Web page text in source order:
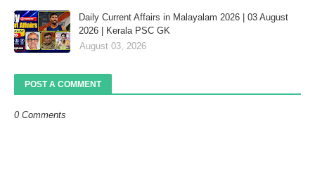
Daily Current Affairs in Malayalam 2026 | 03 August
2026 | Kerala PSC GK
August 03, 2026
POST A COMMENT
0 Comments